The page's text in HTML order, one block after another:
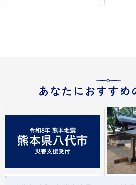
あなたにおすすめ